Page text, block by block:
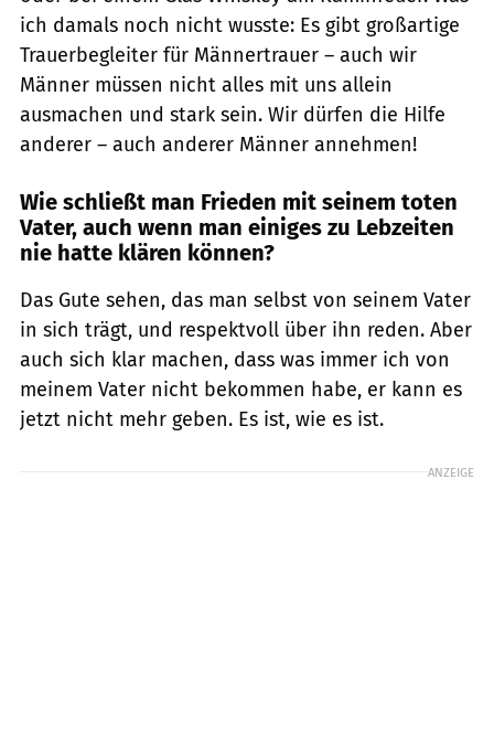
ich damals noch nicht wusste: Es gibt großartige
Trauerbegleiter für Männertrauer – auch wir
Männer müssen nicht alles mit uns allein
ausmachen und stark sein. Wir dürfen die Hilfe
anderer – auch anderer Männer annehmen!
Wie schließt man Frieden mit seinem toten
Vater, auch wenn man einiges zu Lebzeiten
nie hatte klären können?
Das Gute sehen, das man selbst von seinem Vater
in sich trägt, und respektvoll über ihn reden. Aber
auch sich klar machen, dass was immer ich von
meinem Vater nicht bekommen habe, er kann es
jetzt nicht mehr geben. Es ist, wie es ist.
ANZEIGE